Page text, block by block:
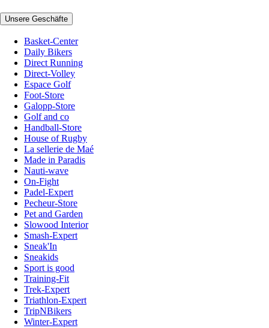
Unsere Geschäfte
Basket-Center
Daily Bikers
Direct Running
Direct-Volley
Espace Golf
Foot-Store
Galopp-Store
Golf and co
Handball-Store
House of Rugby
La sellerie de Maé
Made in Paradis
Nauti-wave
On-Fight
Padel-Expert
Pecheur-Store
Pet and Garden
Slowood Interior
Smash-Expert
Sneak'In
Sneakids
Sport is good
Training-Fit
Trek-Expert
Triathlon-Expert
TripNBikers
Winter-Expert